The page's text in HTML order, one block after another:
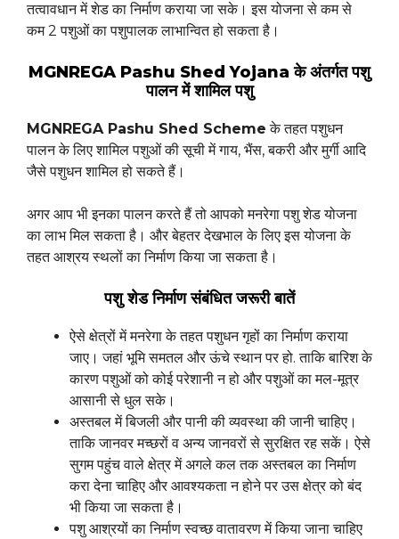
तत्वावधान में शेड का निर्माण कराया जा सके। इस योजना से कम से
कम 2 पशुओं का पशुपालक लाभान्वित हो सकता है।
MGNREGA Pashu Shed Yojana के अंतर्गत पशु
पालन में शामिल पशु
MGNREGA Pashu Shed Scheme के तहत पशुधन
पालन के लिए शामिल पशुओं की सूची में गाय, भैंस, बकरी और मुर्गी आदि
जैसे पशुधन शामिल हो सकते हैं।
अगर आप भी इनका पालन करते हैं तो आपको मनरेगा पशु शेड योजना
का लाभ मिल सकता है। और बेहतर देखभाल के लिए इस योजना के
तहत आश्रय स्थलों का निर्माण किया जा सकता है।
पशु शेड निर्माण संबंधित जरूरी बातें
ऐसे क्षेत्रों में मनरेगा के तहत पशुधन गृहों का निर्माण कराया
जाए। जहां भूमि समतल और ऊंचे स्थान पर हो. ताकि बारिश के
कारण पशुओं को कोई परेशानी न हो और पशुओं का मल-मूत्र
आसानी से धुल सके।
अस्तबल में बिजली और पानी की व्यवस्था की जानी चाहिए।
ताकि जानवर मच्छरों व अन्य जानवरों से सुरक्षित रह सकें। ऐसे
सुगम पहुंच वाले क्षेत्र में अगले कल तक अस्तबल का निर्माण
करा देना चाहिए और आवश्यकता न होने पर उस क्षेत्र को बंद
भी किया जा सकता है।
पशु आश्रयों का निर्माण स्वच्छ वातावरण में किया जाना चाहिए